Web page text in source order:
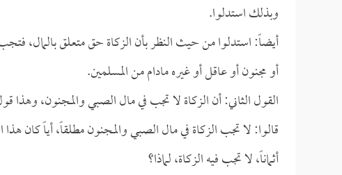
وبذلك استدلوا.
أيضاً: استدلوا من حيث النظر بأن الزكاة حق متعلق بالمال،
أو مجنون أو عاقل أو غيره مادام من المسلمين.
القول الثاني: أن الزكاة لا تجب في مال الصبي والمجنون، وهذا
قالوا: لا تجب الزكاة في مال الصبي والمجنون مطلقاً، أياً كان
أثماناً، لا تجب فيه الزكاة، لماذا؟